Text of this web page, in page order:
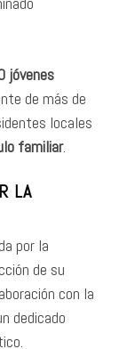
jóvenes
de más de
locales
familiar.
LA
por la
de su
con la
dedicado